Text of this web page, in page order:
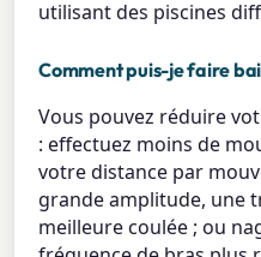
utilisant des piscines
Comment puis-je faire
Vous pouvez réduire
: effectuez moins de
votre distance par
grande amplitude, une
meilleure coulée ; ou